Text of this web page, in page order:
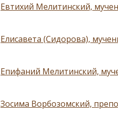
Евтихий Мелитинский,
Елисавета (Сидорова),
Епифаний Мелитинский,
Зосима Ворбозомский,